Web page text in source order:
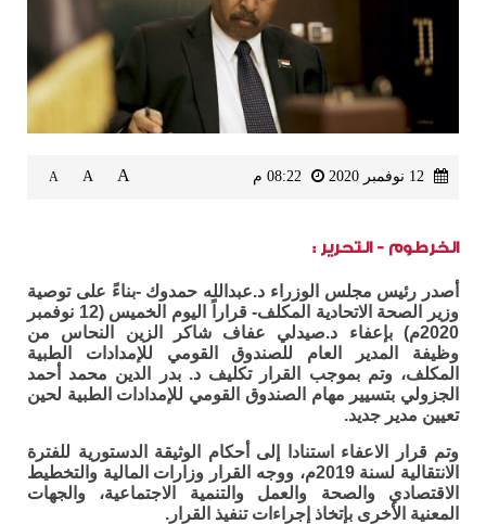
A
A
A
الخرطوم - التحرير :
أصدر رئيس مجلس الوزراء د.عبدالله حمدوك -بناءً على توصية
وزير الصحة الاتحادية المكلف- قراراً اليوم الخميس (12 نوفمبر
2020م) بإعفاء د.صيدلي عفاف شاكر الزين النحاس من
وظيفة المدير العام للصندوق القومي للإمدادات الطبية
المكلف، وتم بموجب القرار تكليف د. بدر الدين محمد أحمد
الجزولي بتسيير مهام الصندوق القومي للإمدادات الطبية لحين
تعيين مدير جديد.
وتم قرار الاعفاء استنادا إلى أحكام الوثيقة الدستورية للفترة
الانتقالية لسنة 2019م، ووجه القرار وزارات المالية والتخطيط
الاقتصادي والصحة والعمل والتنمية الاجتماعية، والجهات
المعنية الأخرى بإتخاذ إجراءات تنفيذ القرار.